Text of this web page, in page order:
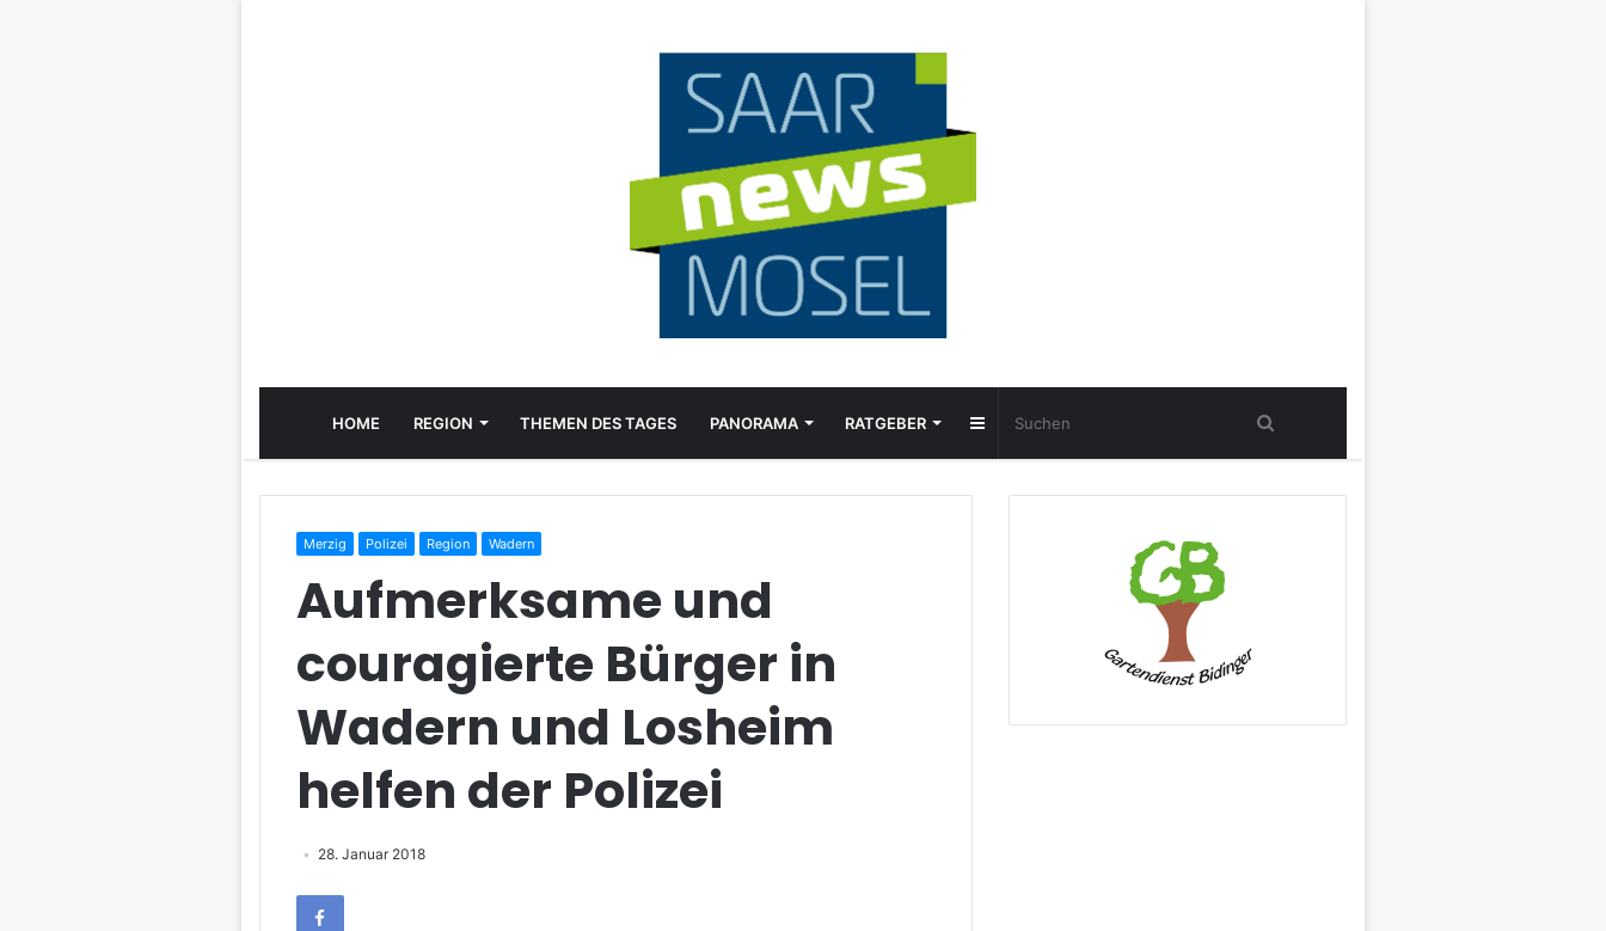
HOME REGION THEMEN DES TAGES PANORAMA RATGEBER Sidebar
Merzig Polizei Region Wadern
Aufmerksame und
couragierte Bürger in
Wadern und Losheim
helfen der Polizei
28. Januar 2018